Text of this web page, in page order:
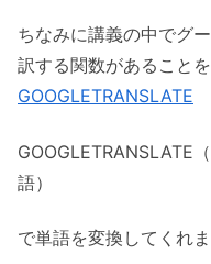
ちなみに講義の中でグ
訳する関数があることを
GOOGLETRANSLATE
GOOGLETRANSLATE
語）
で単語を変換してくれま